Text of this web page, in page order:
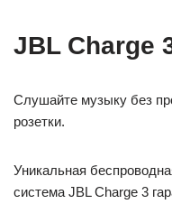
JBL Charge
Слушайте музыку без
розетки.
Уникальная
система JBL Charge 3